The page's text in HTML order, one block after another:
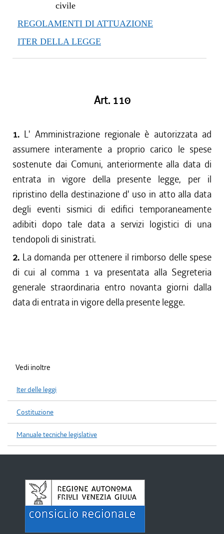
civile
REGOLAMENTI DI ATTUAZIONE
ITER DELLA LEGGE
Art. 110
1. L' Amministrazione regionale è autorizzata ad
assumere interamente a proprio carico le spese
sostenute dai Comuni, anteriormente alla data di
entrata in vigore della presente legge, per il
ripristino della destinazione d' uso in atto alla data
degli eventi sismici di edifici temporaneamente
adibiti dopo tale data a servizi logistici di una
tendopoli di sinistrati.
2. La domanda per ottenere il rimborso delle spese
di cui al comma 1 va presentata alla Segreteria
generale straordinaria entro novanta giorni dalla
data di entrata in vigore della presente legge.
Vedi inoltre
Iter delle leggi
Costituzione
Manuale tecniche legislative